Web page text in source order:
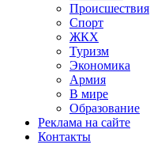
Происшествия
Спорт
ЖКХ
Туризм
Экономика
Армия
В мире
Образование
Реклама на сайте
Контакты